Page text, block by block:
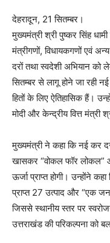
देहरादून, 21 सितम्बर।
मुख्यमंत्री श्री पुष्कर सिंह
मंत्रीगणों, विधायकगणों एवं
दरों तथा स्वदेशी अभियान को
सितम्बर से लागू होने जा रही
हितों के लिए ऐतिहासिक हैं।
मोदी और केन्द्रीय वित्त मंत्री
मुख्यमंत्री ने कहा कि नई कर
खासकर “वोकल फॉर लोकल”
ऊर्जा प्राप्त होगी। उन्होंने
प्राप्त 27 उत्पाद और “एक
जिससे स्थानीय स्तर पर
उत्तराखंड की परिकल्पना को